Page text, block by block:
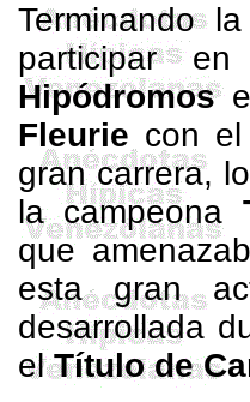
Terminando
participar
Hipódromos
Fleurie con el
gran carrera,
la campeona
que
esta gran
desarrollada
elTítulo de